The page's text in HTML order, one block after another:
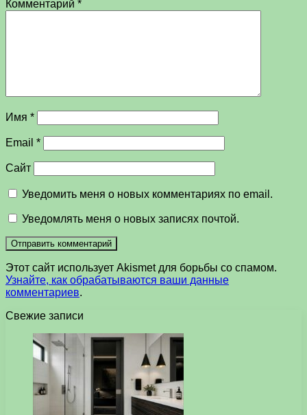
Комментарий *
Имя *
Email *
Сайт
Уведомить меня о новых комментариях по email.
Уведомлять меня о новых записях почтой.
Этот сайт использует Akismet для борьбы со спамом.
Узнайте, как обрабатываются ваши данные
комментариев.
Свежие записи